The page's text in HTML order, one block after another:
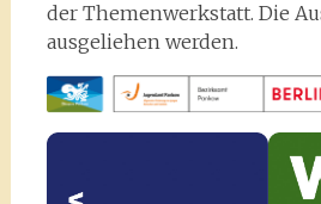
der Themenwerkstatt. Die
ausgeliehen werden.